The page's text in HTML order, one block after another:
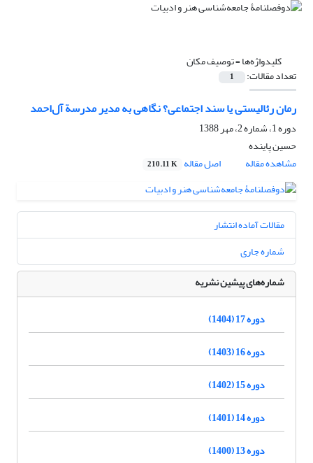
کلیدواژه‌ها =توصیف مکان
تعداد مقالات: 1
رمان رئالیستی یا سند اجتماعی؟ نگاهی به مدیر مدرسة آل‌احمد
دوره 1، شماره 2، مهر 1388
حسین پاینده
مشاهده مقاله
اصل مقاله 210.11 K
مقالات آماده انتشار
شماره جاری
شماره‌های پیشین نشریه
دوره 17 (1404)
دوره 16 (1403)
دوره 15 (1402)
دوره 14 (1401)
دوره 13 (1400)